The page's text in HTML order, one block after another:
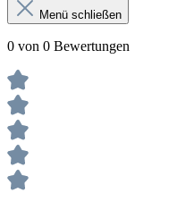
Menü schließen
0 von 0 Bewertungen